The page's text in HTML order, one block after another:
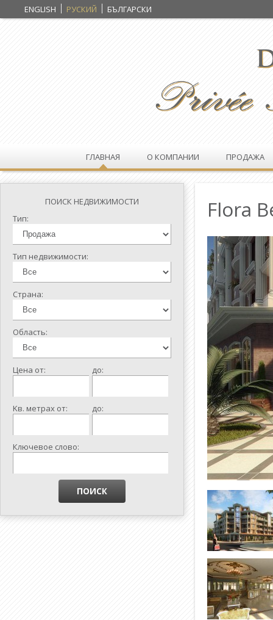
ENGLISH РУСКИЙ БЪЛГАРСКИ
ГЛАВНАЯ О КОМПАНИИ ПРОДАЖА
ПОИСК НЕДВИЖИМОСТИ
Тип:
Тип недвижимости:
Страна:
Область:
Цена от: до:
Kв. метрах от: до:
Ключевое слово:
Flora